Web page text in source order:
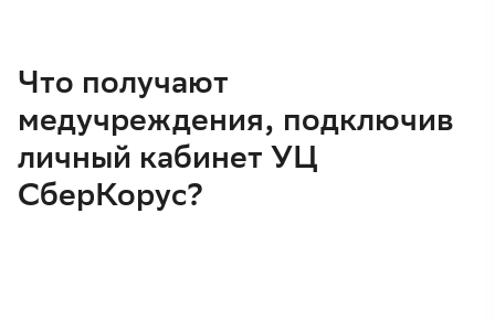
Что получают
медучреждения, подключив
личный кабинет УЦ
СберКорус?